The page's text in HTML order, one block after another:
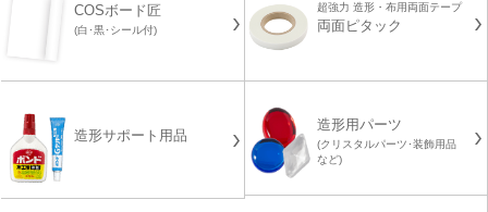
COSボード匠
(白･黒･シール付)
超強力 造形・布用両面テープ
両面ピタック
造形サポート用品
造形用パーツ
(クリスタルパーツ･装飾用品
など)